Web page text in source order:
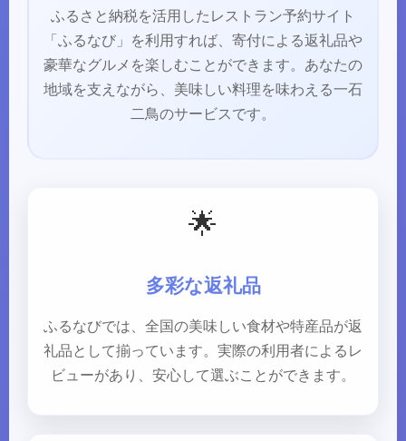
ふるさと納税を活用したレストラン予約サイト
「ふるなび」を利用すれば、寄付による返礼品や
豪華なグルメを楽しむことができます。あなたの
地域を支えながら、美味しい料理を味わえる一石
二鳥のサービスです。
🌟
多彩な返礼品
ふるなびでは、全国の美味しい食材や特産品が返
礼品として揃っています。実際の利用者によるレ
ビューがあり、安心して選ぶことができます。